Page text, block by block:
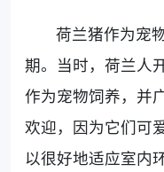
荷兰猪作为宠
期。当时，荷兰人
作为宠物饲养，并
欢迎，因为它们可
以很好地适应室内